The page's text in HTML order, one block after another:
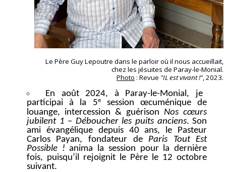
Le Père Guy Lepoutre dans le parloir où il nous accueillait,
chez les jésuites de Paray-le-Monial.
Photo : Revue "IL est vivant !", 2023.
En août 2024, à Paray-le-Monial, je
participai à la 5esession œcuménique de
louange, intercession & guérison Nos cœurs
jubilent 1 – Déboucher les puits anciens. Son
ami évangélique depuis 40 ans, le Pasteur
Carlos Payan, fondateur de Paris Tout Est
Possible ! anima la session pour la dernière
fois, puisqu’il rejoignit le Père le 12 octobre
suivant.